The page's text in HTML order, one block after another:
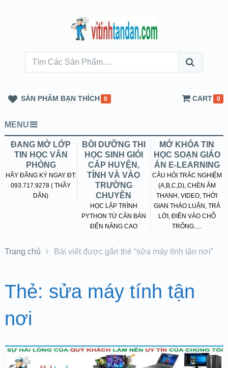
SẢN PHẨM BẠN THÍCH 0 CART 0
MENU
ĐANG MỞ LỚP
TIN HỌC VĂN
PHÒNG
HÃY ĐĂNG KÝ NGAY ĐT:
093.717.9278 ( THẦY
DÂN)
BỒI DƯỠNG THI
HỌC SINH GIỎI
CẤP HUYỆN,
TỈNH VÀ VÀO
TRƯỜNG
CHUYÊN
HỌC LẬP TRÌNH
PYTHON TỪ CĂN BẢN
ĐẾN NÂNG CAO
MỞ KHÓA TIN
HỌC SOẠN GIÁO
ÁN E-LEARNING
CÂU HỎI TRẮC NGHIỆM
(A,B,C,D), CHÈN ÂM
THANH, VIDEO, THỜI
GIAN THẢO LUẬN, TRẢ
LỜI, ĐIỀN VÀO CHỖ
TRỐNG.....
Trang chủ Bài viết được gắn thẻ “sửa máy tính tận nơi”
Thẻ: sửa máy tính tận
nơi